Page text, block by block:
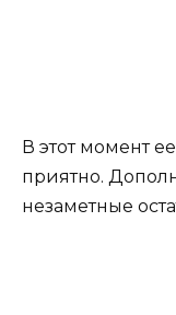
В этот момент
приятно.
незаметные